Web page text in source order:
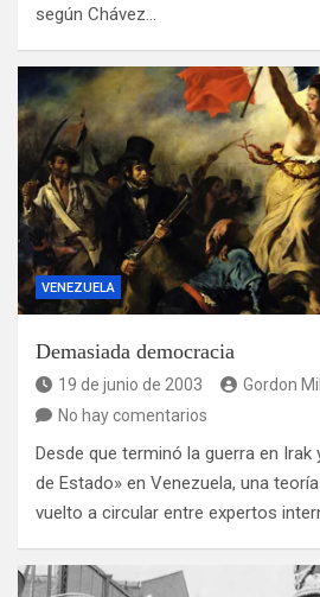
según Chávez…
VENEZUELA
Demasiada democracia
19 de junio de 2003
Gordon
No hay comentarios
Desde que terminó la guerra en Irak
de Estado» en Venezuela, una
vuelto a circular entre expertos